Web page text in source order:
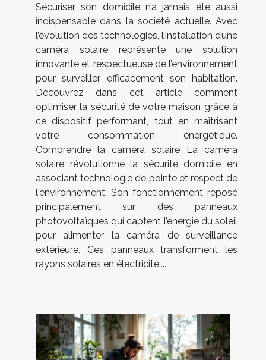
Sécuriser son domicile n’a jamais été aussi
indispensable dans la société actuelle. Avec
l’évolution des technologies, l’installation d’une
caméra solaire représente une solution
innovante et respectueuse de l’environnement
pour surveiller efficacement son habitation.
Découvrez dans cet article comment
optimiser la sécurité de votre maison grâce à
ce dispositif performant, tout en maîtrisant
votre consommation énergétique.
Comprendre la caméra solaire La caméra
solaire révolutionne la sécurité domicile en
associant technologie de pointe et respect de
l'environnement. Son fonctionnement repose
principalement sur des panneaux
photovoltaïques qui captent l’énergie du soleil
pour alimenter la caméra de surveillance
extérieure. Ces panneaux transforment les
rayons solaires en électricité,...